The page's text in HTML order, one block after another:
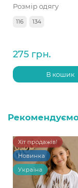
Розмір одягу
116 134
275 грн.
В кошик
Хіт продажів!
Новинка
Україна